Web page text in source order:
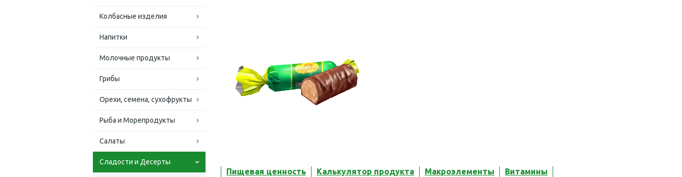
Колбасные изделия
Напитки
Молочные продукты
Грибы
Орехи, семена, сухофрукты
Рыба и Морепродукты
Салаты
Сладости и Десерты
Пищевая ценность Калькулятор продукта Макроэлементы Витамины